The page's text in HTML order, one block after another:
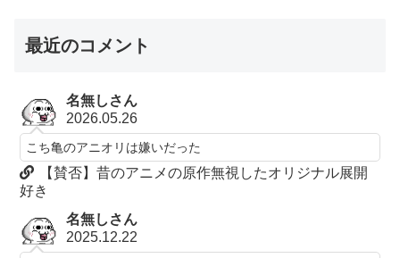
最近のコメント
名無しさん
2026.05.26
こち亀のアニオリは嫌いだった
【賛否】昔のアニメの原作無視したオリジナル展開
好き
名無しさん
2025.12.22